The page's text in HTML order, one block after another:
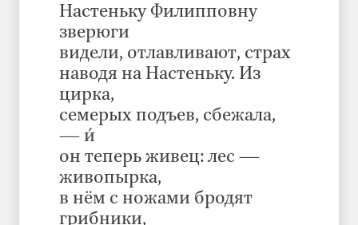
Настеньку Филипповну
зверюги
видели, отлавливают, страх
наводя на Настеньку. Из
цирка,
семерых подъев, сбежала,
— и́
он теперь живец: лес —
живопырка,
в нём с ножами бродят
грибники,